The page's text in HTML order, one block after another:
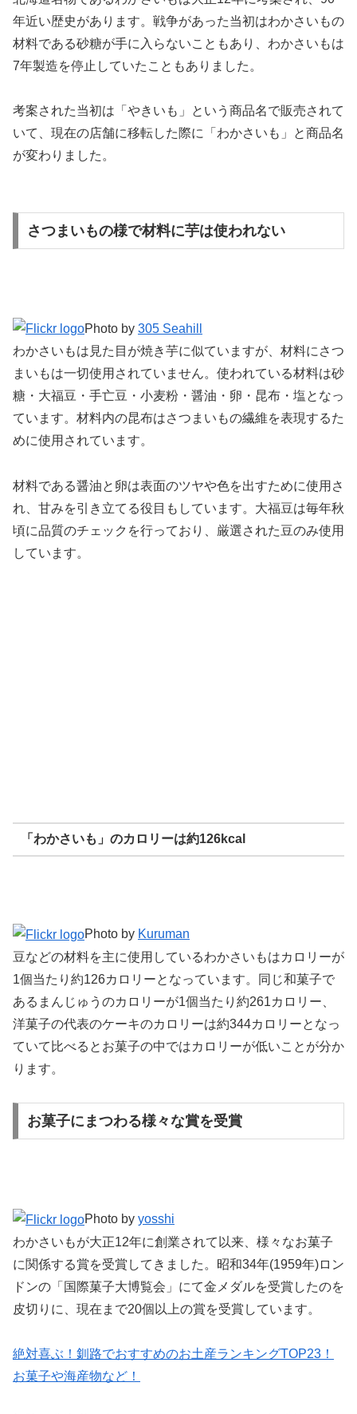
年近い歴史があります。戦争があった当初はわかさいもの
材料である砂糖が手に入らないこともあり、わかさいもは
7年製造を停止していたこともありました。
考案された当初は「やきいも」という商品名で販売されて
いて、現在の店舗に移転した際に「わかさいも」と商品名
が変わりました。
さつまいもの様で材料に芋は使われない
Photo by 305 Seahill
わかさいもは見た目が焼き芋に似ていますが、材料にさつ
まいもは一切使用されていません。使われている材料は砂
糖・大福豆・手亡豆・小麦粉・醤油・卵・昆布・塩となっ
ています。材料内の昆布はさつまいもの繊維を表現するた
めに使用されています。
材料である醤油と卵は表面のツヤや色を出すために使用さ
れ、甘みを引き立てる役目もしています。大福豆は毎年秋
頃に品質のチェックを行っており、厳選された豆のみ使用
しています。
「わかさいも」のカロリーは約126kcal
Photo by Kuruman
豆などの材料を主に使用しているわかさいもはカロリーが
1個当たり約126カロリーとなっています。同じ和菓子で
あるまんじゅうのカロリーが1個当たり約261カロリー、
洋菓子の代表のケーキのカロリーは約344カロリーとなっ
ていて比べるとお菓子の中ではカロリーが低いことが分か
ります。
お菓子にまつわる様々な賞を受賞
Photo by yosshi
わかさいもが大正12年に創業されて以来、様々なお菓子
に関係する賞を受賞してきました。昭和34年(1959年)ロン
ドンの「国際菓子大博覧会」にて金メダルを受賞したのを
皮切りに、現在まで20個以上の賞を受賞しています。
絶対喜ぶ！釧路でおすすめのお土産ランキングTOP23！
お菓子や海産物など！